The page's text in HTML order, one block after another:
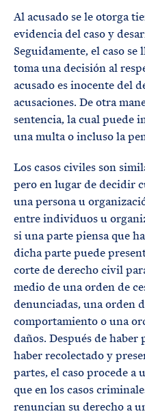
Al acusado se le otorga
evidencia del caso y
Seguidamente, el caso
toma una decisión al
acusado es inocente del
acusaciones. De otra
sentencia, la cual puede
una multa o incluso la
Los casos civiles son
pero en lugar de decidir
una persona u
entre individuos u
si una parte piensa que
dicha parte puede
corte de derecho civil
medio de una orden de
denunciadas, una orden
comportamiento o una
daños. Después de
haber recolectado y
partes, el caso procede a
que en los casos
renuncian su derecho a